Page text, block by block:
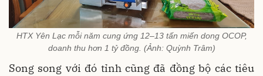
HTX Yên Lạc mỗi năm cung ứng 12–13 tấn miến dong OCOP,
doanh thu hơn 1 tỷ đồng. (Ảnh: Quỳnh Trâm)
Song song với đó tỉnh cũng đã đồng bộ các tiêu